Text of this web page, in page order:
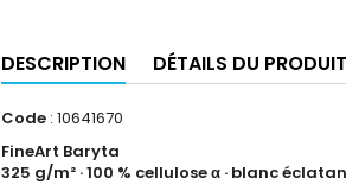
DESCRIPTION DÉTAILS DU PRODUIT
Code : 10641670
FineArt Baryta
325 g/m² · 100 % cellulose α · blanc